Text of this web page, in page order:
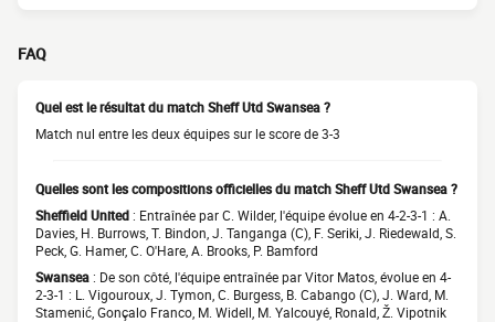
FAQ
Quel est le résultat du match Sheff Utd Swansea ?
Match nul entre les deux équipes sur le score de 3-3
Quelles sont les compositions officielles du match Sheff Utd Swansea ?
Sheffield United : Entraînée par C. Wilder, l'équipe évolue en 4-2-3-1 : A.
Davies, H. Burrows, T. Bindon, J. Tanganga (C), F. Seriki, J. Riedewald, S.
Peck, G. Hamer, C. O'Hare, A. Brooks, P. Bamford
Swansea : De son côté, l'équipe entraînée par Vitor Matos, évolue en 4-
2-3-1 : L. Vigouroux, J. Tymon, C. Burgess, B. Cabango (C), J. Ward, M.
Stamenić, Gonçalo Franco, M. Widell, M. Yalcouyé, Ronald, Ž. Vipotnik